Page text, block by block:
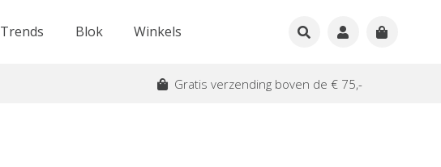
Trends Blok Winkels
Gratis verzending boven de € 75,-